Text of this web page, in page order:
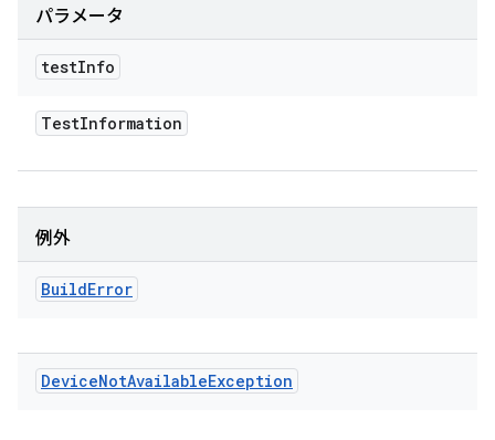
パラメータ
testInfo
TestInformation
例外
BuildError
DeviceNotAvailableException